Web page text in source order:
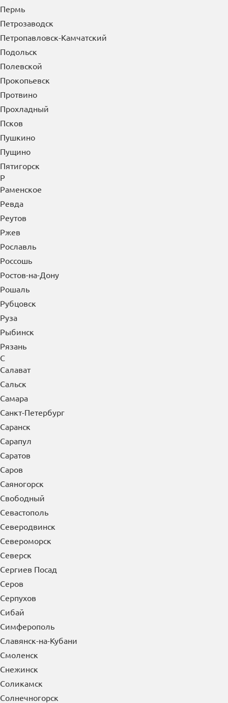
Пермь
Петрозаводск
Петропавловск-Камчатский
Подольск
Полевской
Прокопьевск
Протвино
Прохладный
Псков
Пушкино
Пущино
Пятигорск
Р
Раменское
Ревда
Реутов
Ржев
Рославль
Россошь
Ростов-на-Дону
Рошаль
Рубцовск
Руза
Рыбинск
Рязань
С
Салават
Сальск
Самара
Санкт-Петербург
Саранск
Сарапул
Саратов
Саров
Саяногорск
Свободный
Севастополь
Северодвинск
Североморск
Северск
Сергиев Посад
Серов
Серпухов
Сибай
Симферополь
Славянск-на-Кубани
Смоленск
Снежинск
Соликамск
Солнечногорск